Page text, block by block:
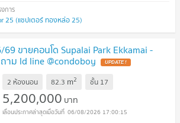
25 (แชปเตอร์ ทองหล่อ 25)
ขายคอนโด Supalai Park Ekkamai -
าม ld line @condoboy UPDATE !
2 ห้องนอน 82.3 m2 ชั้น 17
5,200,000 บาท
06/08/2026 17:00:15